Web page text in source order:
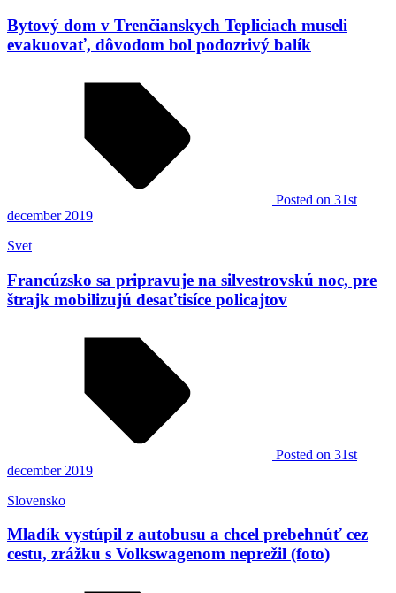
Bytový dom v Trenčianskych Tepliciach museli
evakuovať, dôvodom bol podozrivý balík
Posted on 31st
december 2019
Svet
Francúzsko sa pripravuje na silvestrovskú noc, pre
štrajk mobilizujú desaťtisíce policajtov
Posted on 31st
december 2019
Slovensko
Mladík vystúpil z autobusu a chcel prebehnúť cez
cestu, zrážku s Volkswagenom neprežil (foto)